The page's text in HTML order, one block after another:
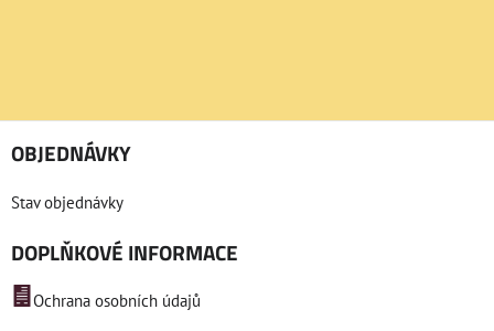
OBJEDNÁVKY
Stav objednávky
DOPLŇKOVÉ INFORMACE
Ochrana osobních údajů